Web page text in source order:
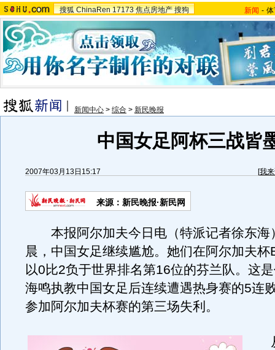
搜狐 ChinaRen 17173 焦点房地产 搜狗 新闻 -
新闻中心 > 综合 > 新民晚报
中国女足阿杯三战皆
2007年03月13日15:17 [我
来源：新民晚报·新民网
本报阿尔加夫今日电（特派记者徐东海
晨，中国女足继续尴尬。她们在阿尔加夫杯
以0比2负于世界排名第16位的芬兰队。这
海鸣执教中国女足后连续遭遇热身赛的5连
参加阿尔加夫杯赛的第三场失利。
从